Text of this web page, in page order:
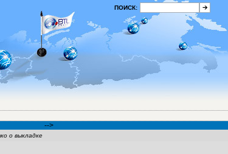
ПОИСК:
-->
о выкладке